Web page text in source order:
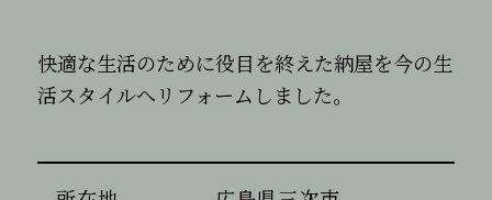
快適な生活のために役目を終えた納屋を今の生
活スタイルへリフォームしました。